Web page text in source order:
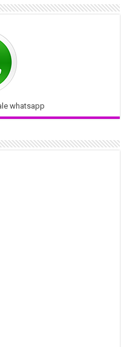
whatsapp